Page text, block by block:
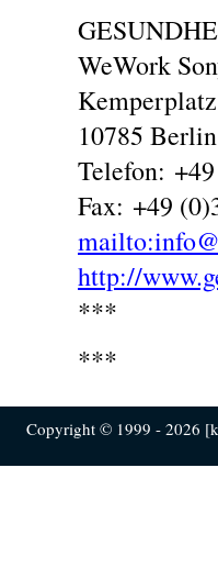
WeWork
10785 Berlin
Telefon:
Fax: +49
http://
***
***
Copyright © 1999 - 2026